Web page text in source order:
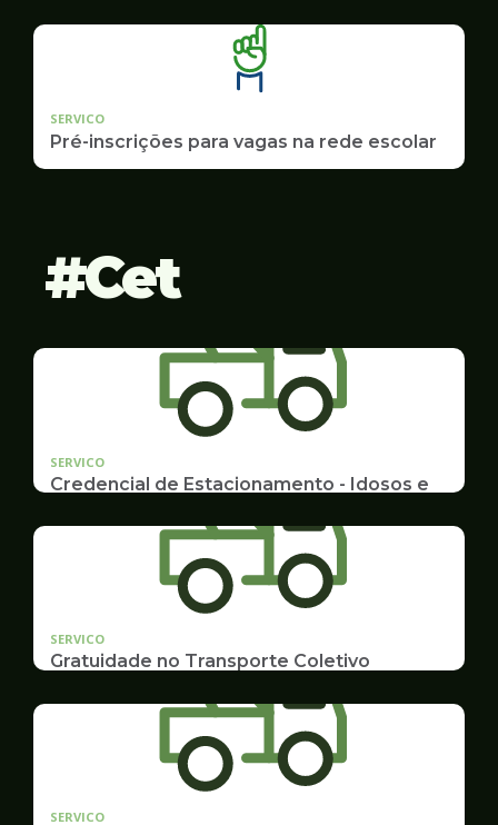
SERVICO
Pré-inscrições para vagas na rede escolar
Cet
SERVICO
Credencial de Estacionamento - Idosos e
Cadastramento e Renovação
SERVICO
Gratuidade no Transporte Coletivo
Estudantes
SERVICO